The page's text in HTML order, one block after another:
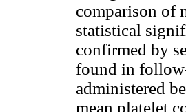
comparison of
statistical
confirmed by
found in
administered
mean platelet